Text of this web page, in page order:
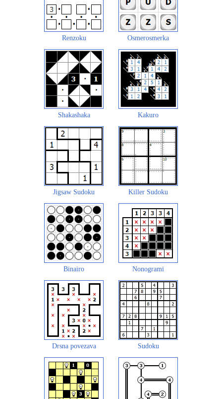
Renzoku Osmerosmerka
Shakashaka Kakuro
Jigsaw Sudoku Killer Sudoku
Binairo Nonogrami
Drsna povezava Sudoku